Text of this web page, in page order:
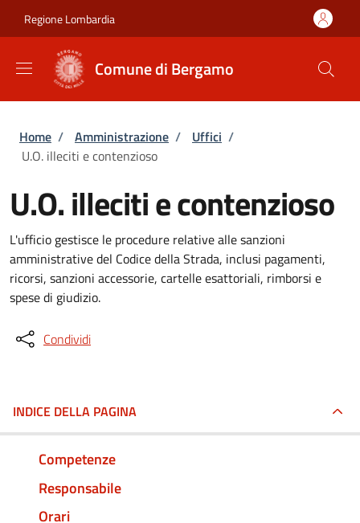
Regione Lombardia
Comune di Bergamo
Briciole di pane
Home / Amministrazione / Uffici /
U.O. illeciti e contenzioso
U.O. illeciti e contenzioso
L'ufficio gestisce le procedure relative alle sanzioni
amministrative del Codice della Strada, inclusi pagamenti,
ricorsi, sanzioni accessorie, cartelle esattoriali, rimborsi e
spese di giudizio.
Condividi
INDICE DELLA PAGINA
Competenze
Responsabile
Orari